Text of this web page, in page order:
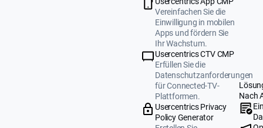
Vereinfachen Sie die
Einwilligung in mobilen
Apps und fördern Sie
Ihr Wachstum.
Usercentrics CTV CMP
Erfüllen Sie die
Datenschutzanforderungen
für Connected-TV-
Plattformen.
Usercentrics Privacy
Policy Generator
Nach